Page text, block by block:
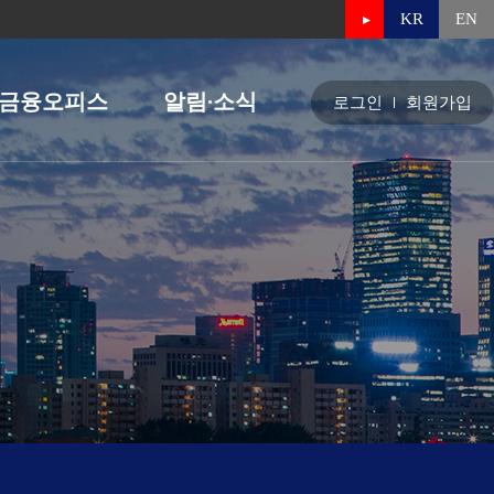
KR EN
융오피스 알림∙소식 로그인 회원가입